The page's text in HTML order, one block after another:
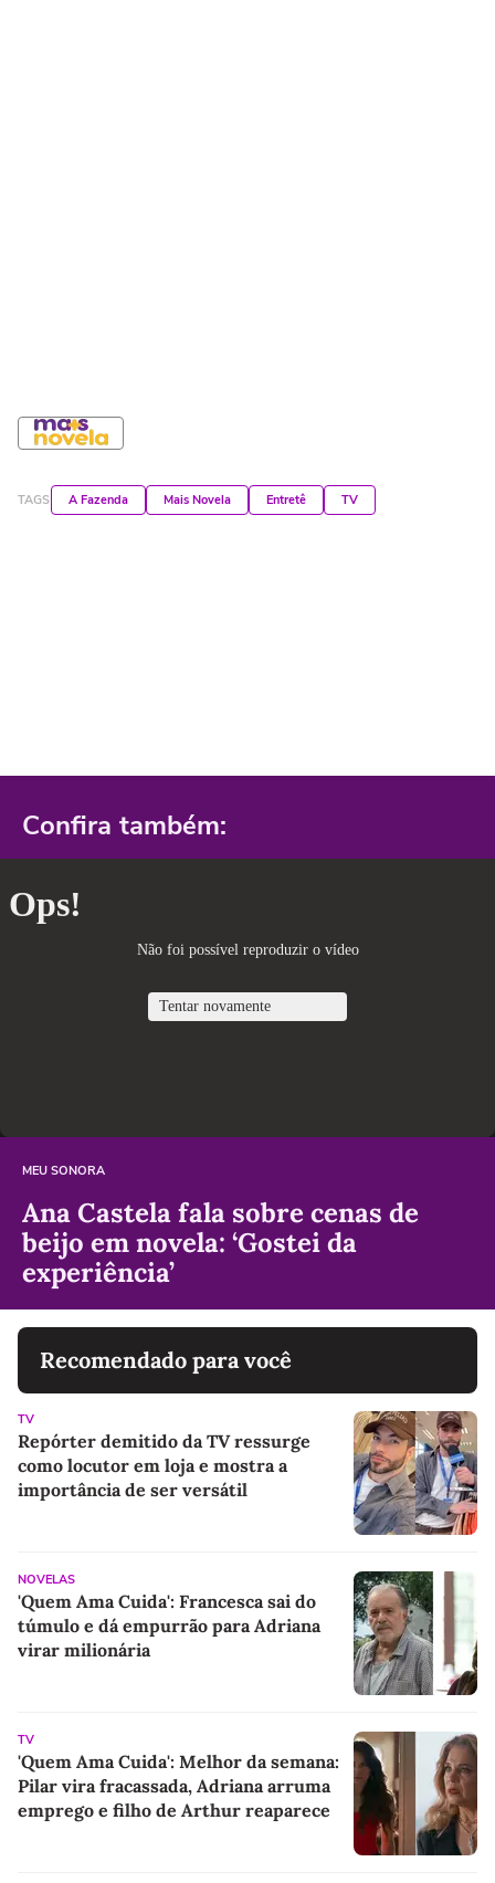
TAGS A Fazenda Mais Novela Entretê TV
Confira também:
MEU SONORA
Ana Castela fala sobre cenas de
beijo em novela: ‘Gostei da
experiência’
Recomendado para você
TV
Repórter demitido da TV ressurge
como locutor em loja e mostra a
importância de ser versátil
NOVELAS
'Quem Ama Cuida': Francesca sai do
túmulo e dá empurrão para Adriana
virar milionária
TV
'Quem Ama Cuida': Melhor da semana:
Pilar vira fracassada, Adriana arruma
emprego e filho de Arthur reaparece